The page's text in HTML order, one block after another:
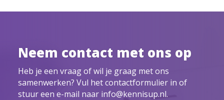
Neem contact met ons op
Heb je een vraag of wil je graag met ons
samenwerken? Vul het contactformulier in of
stuur een e-mail naar info@kennisup.nl.